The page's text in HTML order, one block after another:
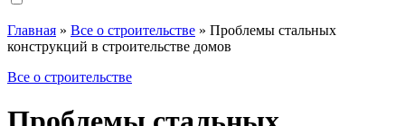
Главная » Все о строительстве » Проблемы стальных
конструкций в строительстве домов
Все о строительстве